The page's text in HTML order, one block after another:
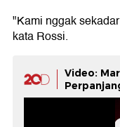
"Kami nggak
kata Rossi.
Video: